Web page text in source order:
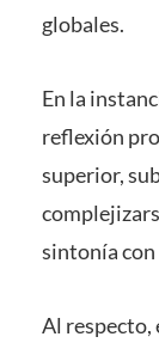
globales.
En la
reflexión
superior,
sintonía con
Al respecto,